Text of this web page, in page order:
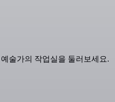
술가의 작업실을 둘러보세요.